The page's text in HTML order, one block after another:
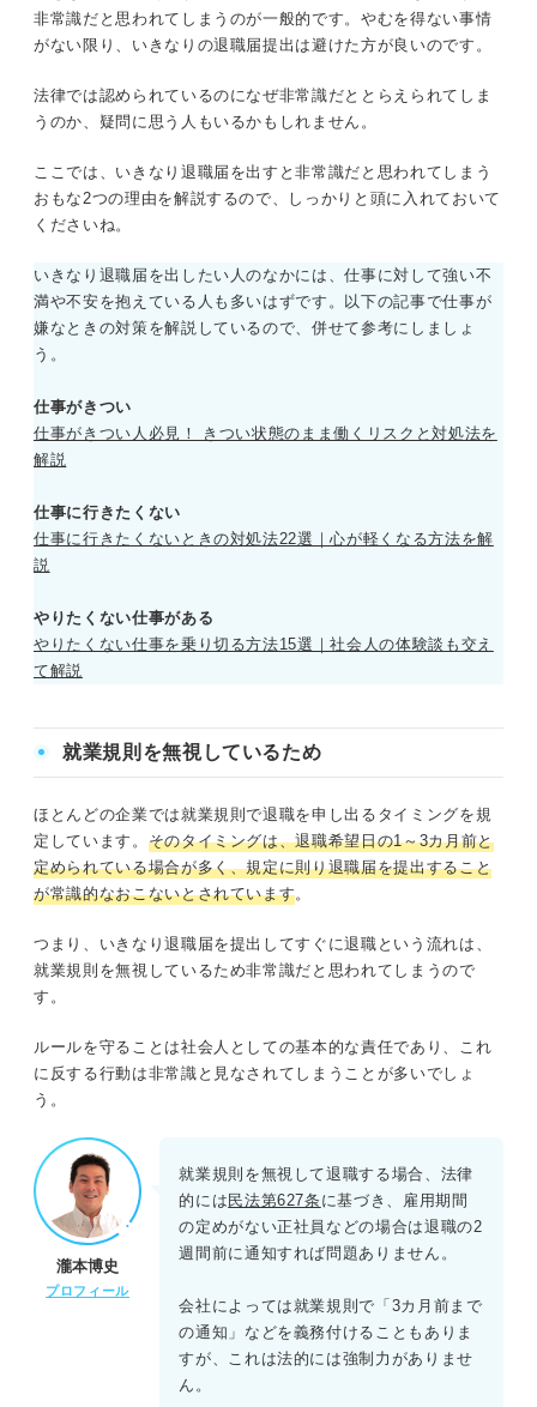
非常識だと思われてしまうのが一般的です。やむを得ない事情
がない限り、いきなりの退職届提出は避けた方が良いのです。
法律では認められているのになぜ非常識だととらえられてしま
うのか、疑問に思う人もいるかもしれません。
ここでは、いきなり退職届を出すと非常識だと思われてしまう
おもな2つの理由を解説するので、しっかりと頭に入れておいて
くださいね。
いきなり退職届を出したい人のなかには、仕事に対して強い不
満や不安を抱えている人も多いはずです。以下の記事で仕事が
嫌なときの対策を解説しているので、併せて参考にしましょ
う。
仕事がきつい
仕事がきつい人必見！ きつい状態のまま働くリスクと対処法を
解説
仕事に行きたくない
仕事に行きたくないときの対処法22選｜心が軽くなる方法を解
説
やりたくない仕事がある
やりたくない仕事を乗り切る方法15選｜社会人の体験談も交え
て解説
就業規則を無視しているため
ほとんどの企業では就業規則で退職を申し出るタイミングを規
定しています。 そのタイミングは、退職希望日の1～3カ月前と
定められている場合が多く、規定に則り退職届を提出すること
が常識的なおこないとされています。
つまり、いきなり退職届を提出してすぐに退職という流れは、
就業規則を無視しているため非常識だと思われてしまうので
す。
ルールを守ることは社会人としての基本的な責任であり、これ
に反する行動は非常識と見なされてしまうことが多いでしょ
う。
瀧本博史
プロフィール
就業規則を無視して退職する場合、法律
的には 民法第627条 に基づき、雇用期間
の定めがない正社員などの場合は退職の2
週間前に通知すれば問題ありません。
会社によっては就業規則で「3カ月前まで
の通知」などを義務付けることもありま
すが、これは法的には強制力がありませ
ん。